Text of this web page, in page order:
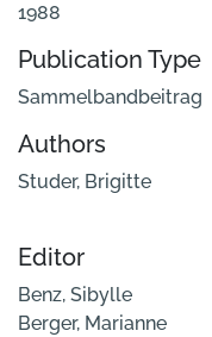
1988
Publication Type
Sammelbandbeitrag
Authors
Studer, Brigitte
Editor
Benz, Sibylle
Berger, Marianne